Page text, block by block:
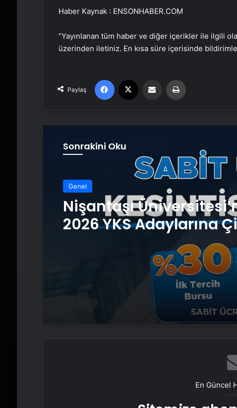
Haber Kaynak : ENSONHABER.COM
“Yayınlanan tüm haber ve diğer içerikler ile ilgili
üzerinden iletiniz. En kısa süre içerisinde
Paylaş
Facebook Email'den paylaş
Sonrakini Oku
Genel
Nişantaşı
2026 YKS Adaylarına
Güvence: Sabit Ücret
Kesintisiz Burs
En Güncel